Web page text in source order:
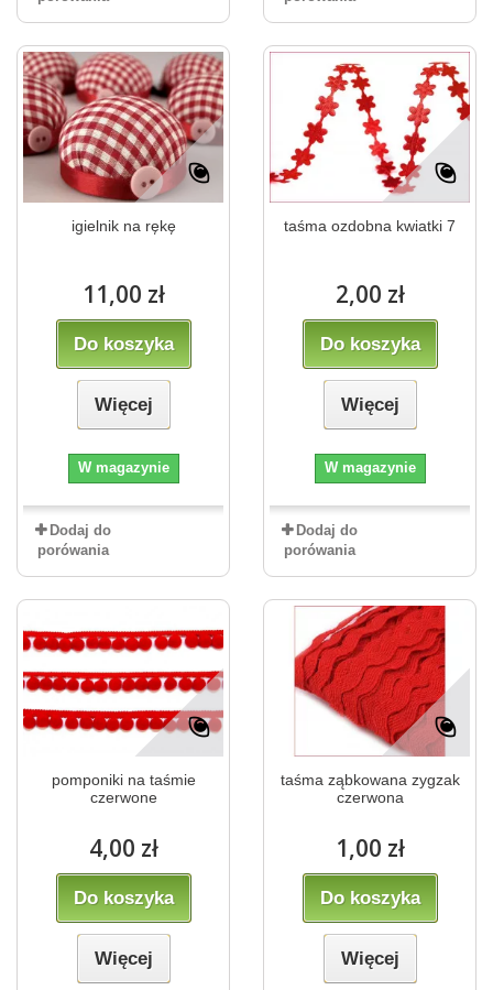
igielnik na rękę
11,00 zł
Do koszyka
Więcej
W magazynie
Dodaj do
porówania
taśma ozdobna kwiatki 7
2,00 zł
Do koszyka
Więcej
W magazynie
Dodaj do
porówania
pomponiki na taśmie
czerwone
4,00 zł
Do koszyka
Więcej
taśma ząbkowana zygzak
czerwona
1,00 zł
Do koszyka
Więcej